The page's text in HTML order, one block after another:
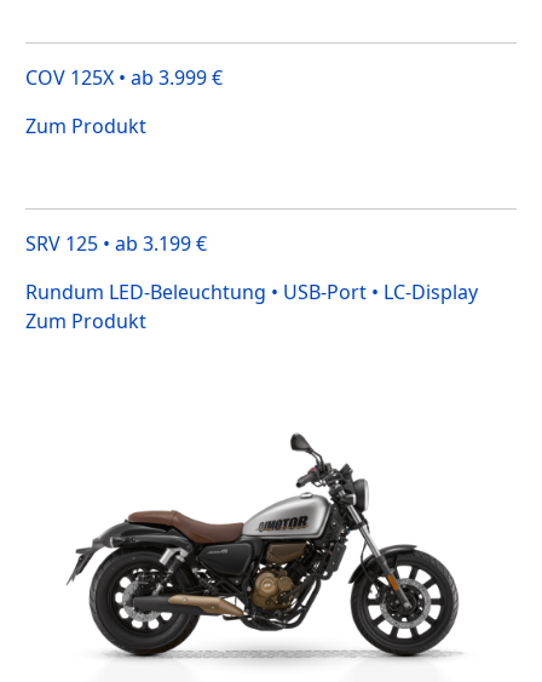
COV 125X • ab 3.999 €
Zum Produkt
SRV 125 • ab 3.199 €
Rundum LED-Beleuchtung • USB-Port • LC-Display
Zum Produkt